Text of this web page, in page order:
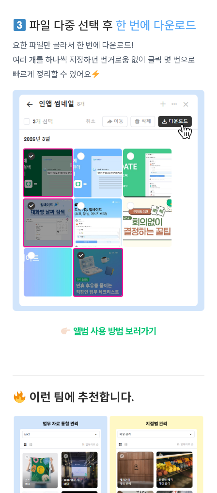
파일 다중 선택 후 한 번에 다운로드
요한 파일만 골라서 한 번에 다운로드!
여러 개를 하나씩 저장하던 번거로움 없이 클릭 몇 번으로
빠르게 정리할 수 있어요
앨범 사용 방법 보러가기
이런 팀에 추천합니다.